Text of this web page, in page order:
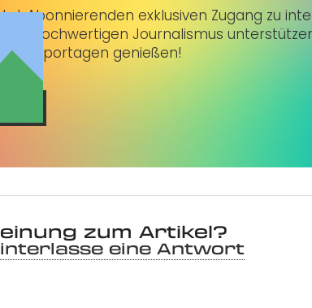
Abonnierenden exklusiven Zugang zu
du hochwertigen Journalismus
Reportagen genießen!
zum Artikel?
eine Antwort